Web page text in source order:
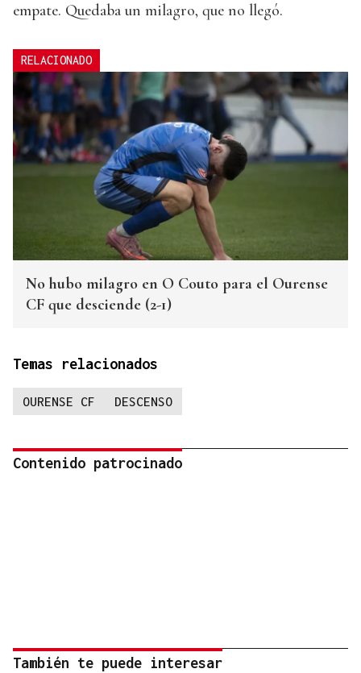
empate. Quedaba un milagro, que no llegó.
RELACIONADO
No hubo milagro en O Couto para el Ourense
CF que desciende (2-1)
Temas relacionados
OURENSE CF DESCENSO
Contenido patrocinado
También te puede interesar